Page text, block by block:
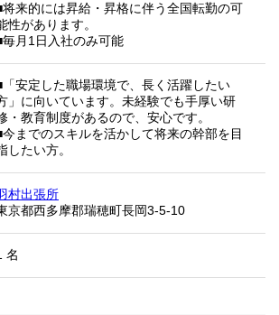
将来的には昇給・昇格に伴う全国転勤の可
性があります。
毎月1日入社のみ可能
「安定した職場環境で、長く活躍したい
」に向いています。未経験でも手厚い研
・教育制度があるので、安心です。
今までのスキルを活かして将来の幹部を目
したい方。
村出張所
京都西多摩郡瑞穂町長岡3-5-10
名